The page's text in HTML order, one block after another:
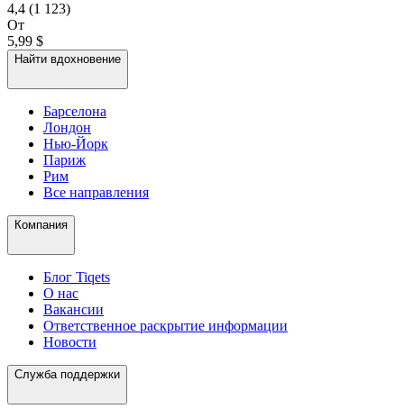
4,4 (1 123)
От
5,99 $
Найти вдохновение
Барселона
Лондон
Нью-Йорк
Париж
Рим
Все направления
Компания
Блог Tiqets
О нас
Вакансии
Ответственное раскрытие информации
Новости
Служба поддержки